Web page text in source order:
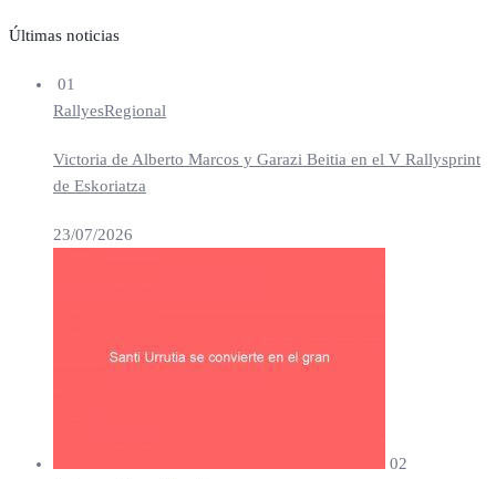
Últimas noticias
01
RallyesRegional
Victoria de Alberto Marcos y Garazi Beitia en el V Rallysprint
de Eskoriatza
23/07/2026
02